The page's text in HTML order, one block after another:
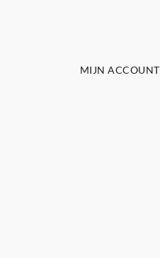
MIJN ACCOUNT